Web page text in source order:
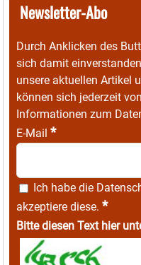
Newsletter-Abo
Durch Anklicken des
sich damit
unsere aktuellen Artikel
können sich jederzeit
Informationen zum
E-Mail *
Ich habe die
akzeptiere diese. *
Bitte diesen Text hier